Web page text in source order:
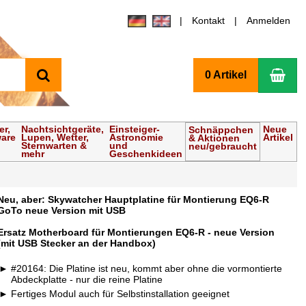
Kontakt Anmelden
0 Artikel
Nachtsichtgeräte,
Lupen, Wetter,
Sternwarten &
mehr
Einsteiger-
Astronomie
und
Geschenkideen
Schnäppchen
& Aktionen
neu/gebraucht
Neue
Artikel
aber: Skywatcher Hauptplatine für Montierung EQ6-R
neue Version mit USB
Motherboard für Montierungen EQ6-R - neue Version
USB Stecker an der Handbox)
#20164: Die Platine ist neu, kommt aber ohne die vormontierte
Abdeckplatte - nur die reine Platine
Fertiges Modul auch für Selbstinstallation geeignet